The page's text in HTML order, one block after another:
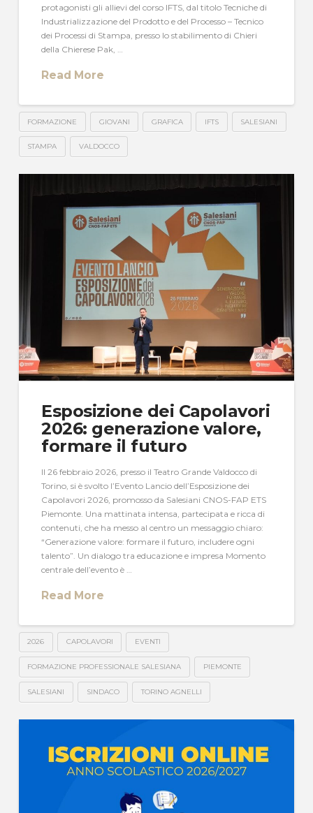
protagonisti gli allievi del corso IFTS, dal titolo Tecniche di
Industrializzazione del Prodotto e del Processo – Tecnico
dei Processi di Stampa, presso lo stabilimento di Chieri
della Chierese Pak, …
Read More
FORMAZIONE GIOVANI GRAFICA IFTS SALESIANI
STAMPA VALDOCCO
Esposizione dei Capolavori
2026: generazione valore,
formare il futuro
Il 26 febbraio 2026, presso il Teatro Grande Valdocco di
Torino, si è svolto l’Evento Lancio dell’Esposizione dei
Capolavori 2026, promosso da Salesiani CNOS-FAP ETS
Piemonte. Una mattinata intensa, partecipata e ricca di
contenuti, che ha messo al centro un messaggio chiaro:
“Generazione valore: formare il futuro, includere ogni
talento”. Un dialogo tra educazione e impresa Momento
centrale dell’evento è …
Read More
2026 CAPOLAVORI EVENTI
FORMAZIONE PROFESSIONALE SALESIANA PIEMONTE
SALESIANI SINDACO TORINO AGNELLI